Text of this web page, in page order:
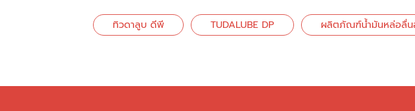
ทิวดาลูบ ดีพี TUDALUBE DP ผลิตภัณฑ์น้ำมันหล่อลื่น